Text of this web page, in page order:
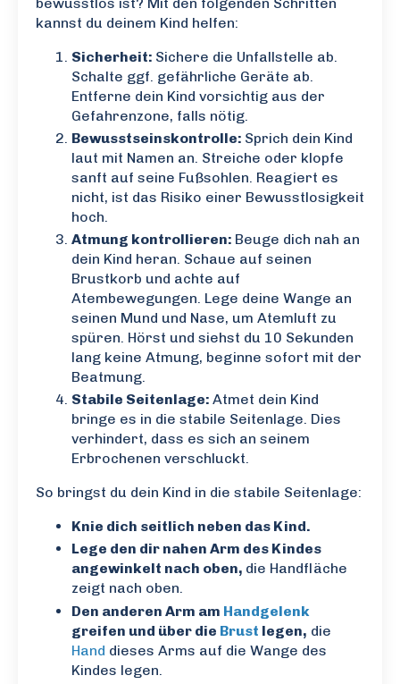
kannst du deinem Kind helfen:
Sicherheit: Sichere die Unfallstelle ab.
Schalte ggf. gefährliche Geräte ab.
Entferne dein Kind vorsichtig aus der
Gefahrenzone, falls nötig.
Bewusstseinskontrolle: Sprich dein Kind
laut mit Namen an. Streiche oder klopfe
sanft auf seine Fußsohlen. Reagiert es
nicht, ist das Risiko einer Bewusstlosigkeit
hoch.
Atmung kontrollieren: Beuge dich nah an
dein Kind heran. Schaue auf seinen
Brustkorb und achte auf
Atembewegungen. Lege deine Wange an
seinen Mund und Nase, um Atemluft zu
spüren. Hörst und siehst du 10 Sekunden
lang keine Atmung, beginne sofort mit der
Beatmung.
Stabile Seitenlage: Atmet dein Kind
bringe es in die stabile Seitenlage. Dies
verhindert, dass es sich an seinem
Erbrochenen verschluckt.
So bringst du dein Kind in die stabile Seitenlage:
Knie dich seitlich neben das Kind.
Lege den dir nahen Arm des Kindes
angewinkelt nach oben, die Handfläche
zeigt nach oben.
Den anderen Arm am Handgelenk
greifen und über die Brust legen, die
Hand dieses Arms auf die Wange des
Kindes legen.